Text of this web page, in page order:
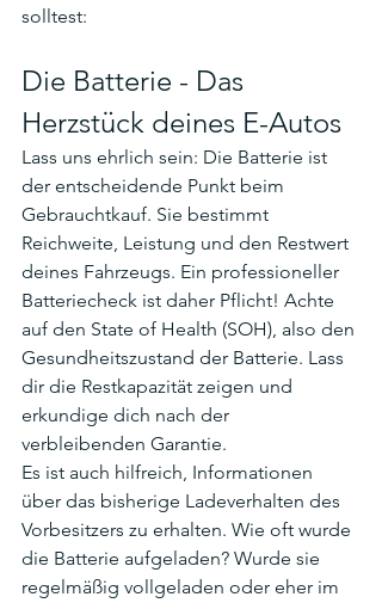
solltest:
Die Batterie - Das
Herzstück deines E-Autos
Lass uns ehrlich sein: Die Batterie ist
der entscheidende Punkt beim
Gebrauchtkauf. Sie bestimmt
Reichweite, Leistung und den Restwert
deines Fahrzeugs. Ein professioneller
Batteriecheck ist daher Pflicht! Achte
auf den State of Health (SOH), also den
Gesundheitszustand der Batterie. Lass
dir die Restkapazität zeigen und
erkundige dich nach der
verbleibenden Garantie.
Es ist auch hilfreich, Informationen
über das bisherige Ladeverhalten des
Vorbesitzers zu erhalten. Wie oft wurde
die Batterie aufgeladen? Wurde sie
regelmäßig vollgeladen oder eher im